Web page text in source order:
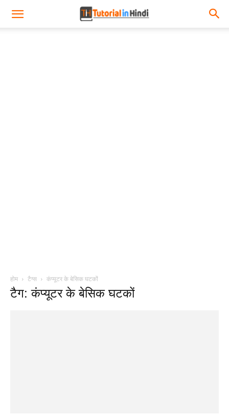
होम टैग्स कंप्यूटर के बेसिक घटकों
टैग: कंप्यूटर के बेसिक घटकों